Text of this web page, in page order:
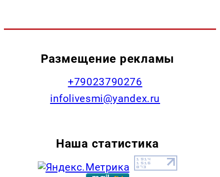
Размещение рекламы
+79023790276
infolivesmi@yandex.ru
Наша статистика